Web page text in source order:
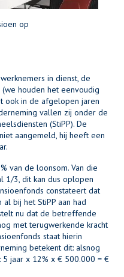
op
in dienst, de
houden het eenvoudig
ook in de afgelopen jaren
vallen zij onder de
(StiPP). De
aangemeld, hij heeft een
van de loonsom. Van die
1/3, dit kan dus oplopen
constateert dat
bij het StiPP aan had
nu dat de betreffende
met terugwerkende kracht
staat hierin
betekent dit: alsnog
5 jaar x 12% x € 500.000 = €